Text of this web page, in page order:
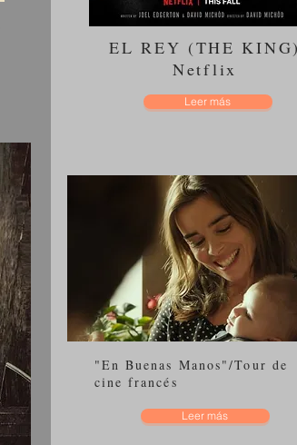
Encabezado 1
Encabezado 1
EL REY (THE KING)
Netflix
Leer más
"En Buenas Manos"/Tour de
cine francés
Leer más